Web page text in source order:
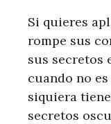
Si quieres
rompe sus
sus secretos
cuando no
siquiera
secretos